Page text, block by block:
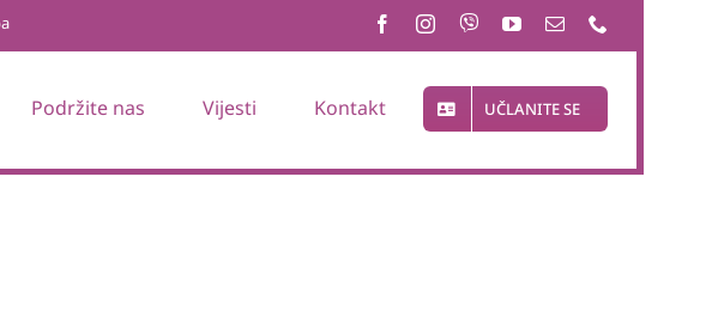
Podržite nas Vijesti Kontakt UČLANITE SE